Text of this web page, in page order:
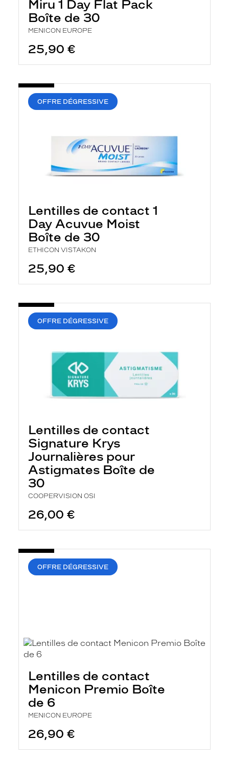
Miru 1 Day Flat Pack
Boîte de 30
MENICON EUROPE
25,90 €
OFFRE DÉGRESSIVE
Lentilles de contact 1
Day Acuvue Moist
Boîte de 30
ETHICON VISTAKON
25,90 €
OFFRE DÉGRESSIVE
Lentilles de contact
Signature Krys
Journalières pour
Astigmates Boîte de
30
COOPERVISION OSI
26,00 €
OFFRE DÉGRESSIVE
Lentilles de contact
Menicon Premio Boîte
de 6
MENICON EUROPE
26,90 €